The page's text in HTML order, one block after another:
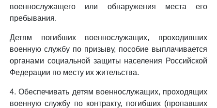
военнослужащего или обнаружения места его
пребывания.
Детям погибших военнослужащих, проходивших
военную службу по призыву, пособие выплачивается
органами социальной защиты населения Российской
Федерации по месту их жительства.
4. Обеспечивать детям военнослужащих, проходящих
военную службу по контракту, погибших (пропавших